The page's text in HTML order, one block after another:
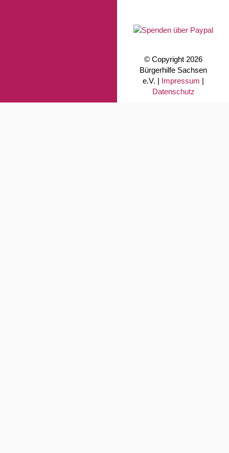
© Copyright 2026
Bürgerhilfe Sachsen
e.V. | Impressum |
Datenschutz